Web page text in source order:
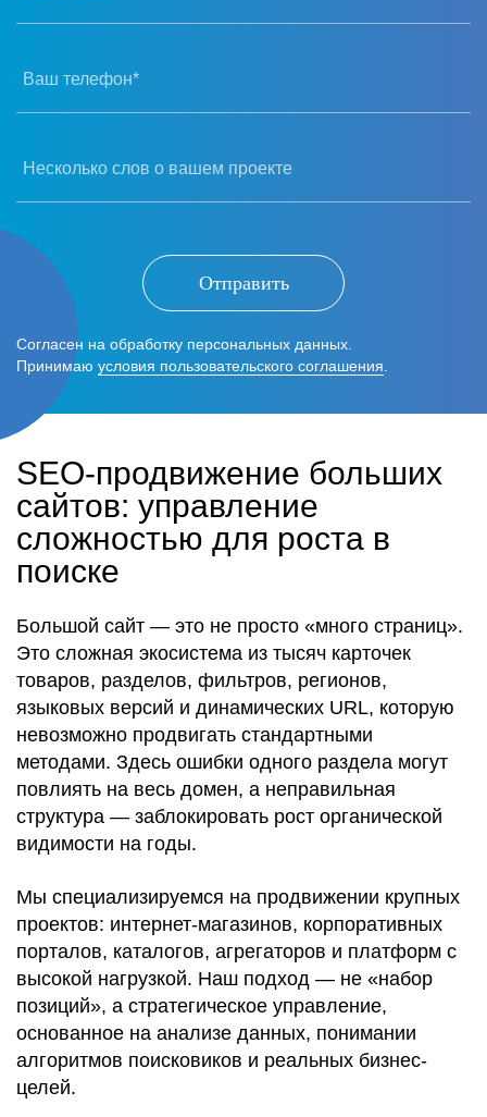
Ваш телефон*
Несколько слов о вашем проекте
Отправить
Согласен на обработку персональных данных.
Принимаю условия пользовательского соглашения
SEO-продвижение больших
сайтов: управление
сложностью для роста в
поиске
Большой сайт — это не просто «много страниц».
Это сложная экосистема из тысяч карточек
товаров, разделов, фильтров, регионов,
языковых версий и динамических URL, которую
невозможно продвигать стандартными
методами. Здесь ошибки одного раздела могут
повлиять на весь домен, а неправильная
структура — заблокировать рост органической
видимости на годы.
Мы специализируемся на продвижении крупных
проектов: интернет-магазинов, корпоративных
порталов, каталогов, агрегаторов и платформ с
высокой нагрузкой. Наш подход — не «набор
позиций», а стратегическое управление,
основанное на анализе данных, понимании
алгоритмов поисковиков и реальных бизнес-
целей.